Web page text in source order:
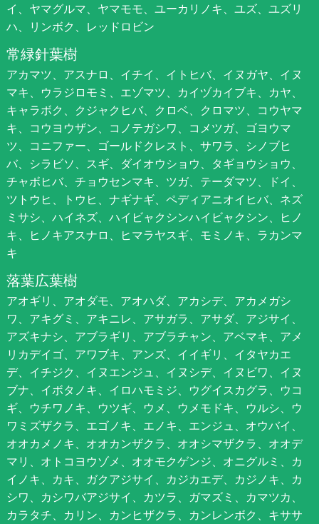
イ、ヤマグルマ、ヤマモモ、ユーカリノキ、ユズ、ユズリ
ハ、リンボク、レッドロビン
常緑針葉樹
アカマツ、アスナロ、イチイ、イトヒバ、イヌガヤ、イヌ
マキ、ウラジロモミ、エゾマツ、カイヅカイブキ、カヤ、
キャラボク、クジャクヒバ、クロベ、クロマツ、コウヤマ
キ、コウヨウザン、コノテガシワ、コメツガ、ゴヨウマ
ツ、コニファー、ゴールドクレスト、サワラ、シノブヒ
バ、シラビソ、スギ、ダイオウショウ、タギョウショウ、
チャボヒバ、チョウセンマキ、ツガ、テーダマツ、ドイ、
ツトウヒ、トウヒ、ナギナギ、ペディアニオイヒバ、ネズ
ミサシ、ハイネズ、ハイビャクシンハイビャクシン、ヒノ
キ、ヒノキアスナロ、ヒマラヤスギ、モミノキ、ラカンマ
キ
落葉広葉樹
アオギリ、アオダモ、アオハダ、アカシデ、アカメガシ
ワ、アキグミ、アキニレ、アサガラ、アサダ、アジサイ、
アズキナシ、アブラギリ、アブラチャン、アベマキ、アメ
リカデイゴ、アワブキ、アンズ、イイギリ、イタヤカエ
デ、イチジク、イヌエンジュ、イヌシデ、イヌビワ、イヌ
ブナ、イボタノキ、イロハモミジ、ウグイスカグラ、ウコ
ギ、ウチワノキ、ウツギ、ウメ、ウメモドキ、ウルシ、ウ
ワミズザクラ、エゴノキ、エノキ、エンジュ、オウバイ、
オオカメノキ、オオカンザクラ、オオシマザクラ、オオデ
マリ、オトコヨウゾメ、オオモクゲンジ、オニグルミ、カ
イノキ、カキ、ガクアジサイ、カジカエデ、カジノキ、カ
シワ、カシワバアジサイ、カツラ、ガマズミ、カマツカ、
カラタチ、カリン、カンヒザクラ、カンレンボク、キササ